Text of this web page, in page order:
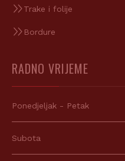
Trake i folije
Bordure
RADNO VRIJEME
Ponedjeljak - Petak
Subota